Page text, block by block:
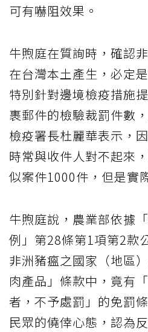
可有嚇阻效果。
牛煦庭在質詢時，確認
在台灣本土產生，必定
特別針對邊境檢疫措施
裹郵件的檢驗裁罰件數
檢疫署長杜麗華表示，
時常與收件人對不起來
似案件1000件，但是實
牛煦庭說，農業部依據
例」第28條第1項第2款
非洲豬瘟之國家（地區
肉產品」條款中，竟有
者，不予處罰」的免罰
民眾的僥倖心態，認為